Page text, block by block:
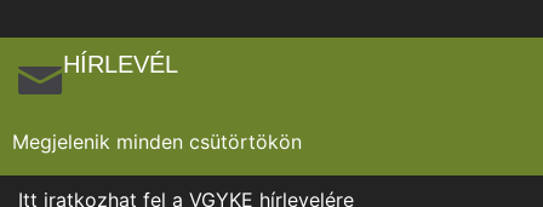
HÍRLEVÉL
Megjelenik minden csütörtökön
Itt iratkozhat fel a VGYKE hírlevelére